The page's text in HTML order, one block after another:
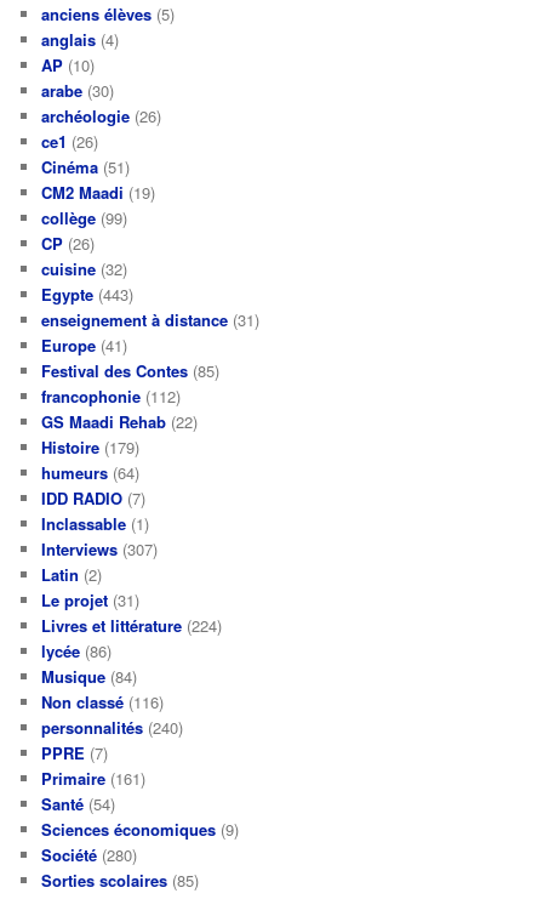
anciens élèves (5)
anglais (4)
AP (10)
arabe (30)
archéologie (26)
ce1 (26)
Cinéma (51)
CM2 Maadi (19)
collège (99)
CP (26)
cuisine (32)
Egypte (443)
enseignement à distance (31)
Europe (41)
Festival des Contes (85)
francophonie (112)
GS Maadi Rehab (22)
Histoire (179)
humeurs (64)
IDD RADIO (7)
Inclassable (1)
Interviews (307)
Latin (2)
Le projet (31)
Livres et littérature (224)
lycée (86)
Musique (84)
Non classé (116)
personnalités (240)
PPRE (7)
Primaire (161)
Santé (54)
Sciences économiques (9)
Société (280)
Sorties scolaires (85)